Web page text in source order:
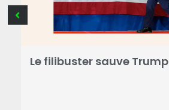
Le filibuster sauve Trump